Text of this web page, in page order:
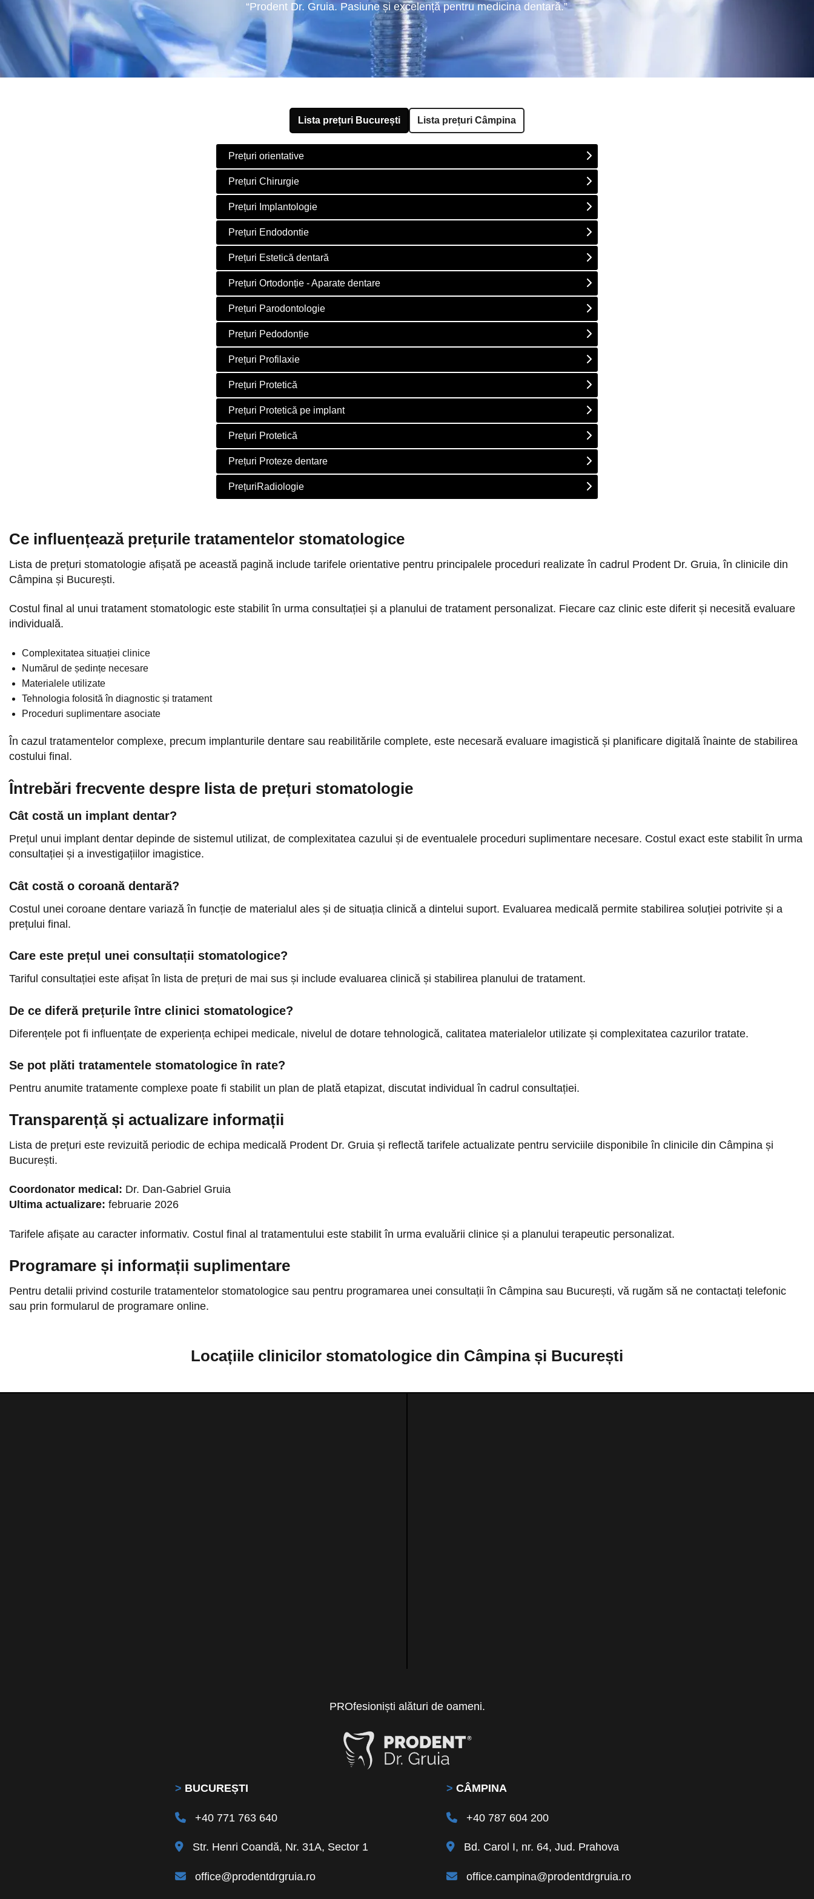
“Prodent Dr. Gruia. Pasiune și excelență pentru medicina dentară.”
Lista prețuri București Lista prețuri Câmpina
Prețuri orientative
Prețuri Chirurgie
Prețuri Implantologie
Prețuri Endodontie
Prețuri Estetică dentară
Prețuri Ortodonție - Aparate dentare
Prețuri Parodontologie
Prețuri Pedodonție
Prețuri Profilaxie
Prețuri Protetică
Prețuri Protetică pe implant
Prețuri Protetică
Prețuri Proteze dentare
PrețuriRadiologie
Ce influențează prețurile tratamentelor stomatologice
Lista de prețuri stomatologie afișată pe această pagină include tarifele orientative pentru principalele proceduri realizate în cadrul Prodent Dr. Gruia, în clinicile din
Câmpina și București.
Costul final al unui tratament stomatologic este stabilit în urma consultației și a planului de tratament personalizat. Fiecare caz clinic este diferit și necesită evaluare
individuală.
Complexitatea situației clinice
Numărul de ședințe necesare
Materialele utilizate
Tehnologia folosită în diagnostic și tratament
Proceduri suplimentare asociate
În cazul tratamentelor complexe, precum implanturile dentare sau reabilitările complete, este necesară evaluare imagistică și planificare digitală înainte de stabilirea
costului final.
Întrebări frecvente despre lista de prețuri stomatologie
Cât costă un implant dentar?
Prețul unui implant dentar depinde de sistemul utilizat, de complexitatea cazului și de eventualele proceduri suplimentare necesare. Costul exact este stabilit în urma
consultației și a investigațiilor imagistice.
Cât costă o coroană dentară?
Costul unei coroane dentare variază în funcție de materialul ales și de situația clinică a dintelui suport. Evaluarea medicală permite stabilirea soluției potrivite și a
prețului final.
Care este prețul unei consultații stomatologice?
Tariful consultației este afișat în lista de prețuri de mai sus și include evaluarea clinică și stabilirea planului de tratament.
De ce diferă prețurile între clinici stomatologice?
Diferențele pot fi influențate de experiența echipei medicale, nivelul de dotare tehnologică, calitatea materialelor utilizate și complexitatea cazurilor tratate.
Se pot plăti tratamentele stomatologice în rate?
Pentru anumite tratamente complexe poate fi stabilit un plan de plată etapizat, discutat individual în cadrul consultației.
Transparență și actualizare informații
Lista de prețuri este revizuită periodic de echipa medicală Prodent Dr. Gruia și reflectă tarifele actualizate pentru serviciile disponibile în clinicile din Câmpina și
București.
Coordonator medical: Dr. Dan-Gabriel Gruia
Ultima actualizare: februarie 2026
Tarifele afișate au caracter informativ. Costul final al tratamentului este stabilit în urma evaluării clinice și a planului terapeutic personalizat.
Programare și informații suplimentare
Pentru detalii privind costurile tratamentelor stomatologice sau pentru programarea unei consultații în Câmpina sau București, vă rugăm să ne contactați telefonic
sau prin formularul de programare online.
Locațiile clinicilor stomatologice din Câmpina și București
PROfesioniști alături de oameni.
> BUCUREȘTI
+40 771 763 640
Str. Henri Coandă, Nr. 31A, Sector 1
office@prodentdrgruia.ro
> CÂMPINA
+40 787 604 200
Bd. Carol I, nr. 64, Jud. Prahova
office.campina@prodentdrgruia.ro